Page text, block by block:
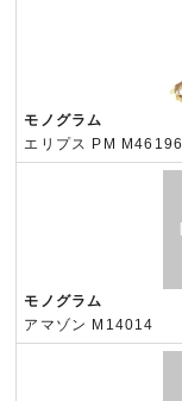
モノグラム
エリプス PM M46196
モノグラム
アマゾン M14014